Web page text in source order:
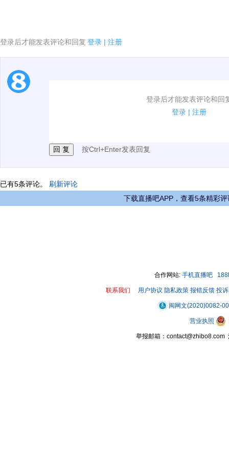
登录后才能发表评论和回复 登录 | 注册
登录后才能发表评论和回
登录 | 注册
1.电脑端新用户可以发表评论了！
按Ctrl+Enter发表回复
已有5条评论。 刷新评论
下载直播吧APP，查看5条精彩评
合作网站: 手机直播吧
联系我们 用户协议 隐私政策 报错反馈 投
闽网文(2020)0082-
营业执照
举报邮箱：